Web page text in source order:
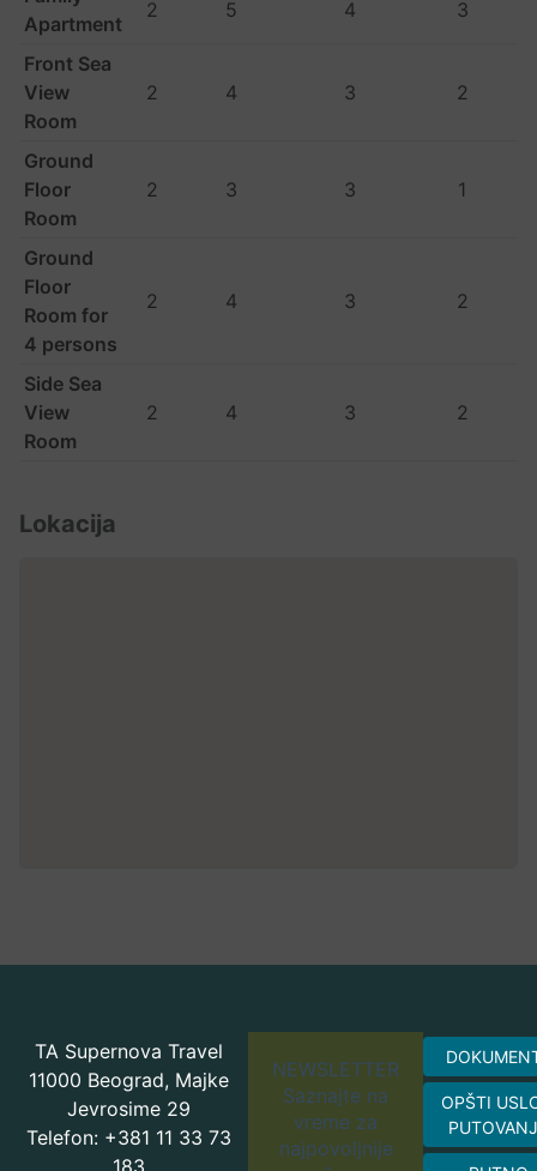
Apartment
2 5 4 3
Front Sea
View
Room
2 4 3 2
Ground
Floor
Room
2 3 3 1
Ground
Floor
Room for
4 persons
2 4 3 2
Side Sea
View
Room
2 4 3 2
Lokacija
TA Supernova Travel
11000 Beograd, Majke
Jevrosime 29
Telefon: +381 11 33 73
NEWSLETTER
Saznajte na
vreme za
najpovoljnije
OPŠTI